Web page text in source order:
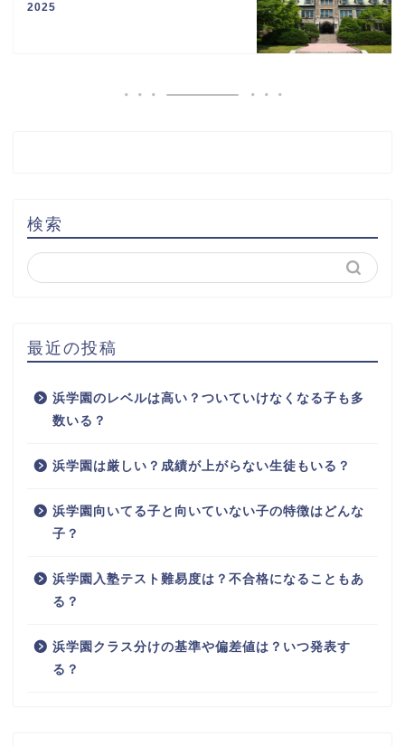
2025
検索
最近の投稿
浜学園のレベルは高い？ついていけなくなる子も多
数いる？
浜学園は厳しい？成績が上がらない生徒もいる？
浜学園向いてる子と向いていない子の特徴はどんな
子？
浜学園入塾テスト難易度は？不合格になることもあ
る？
浜学園クラス分けの基準や偏差値は？いつ発表す
る？